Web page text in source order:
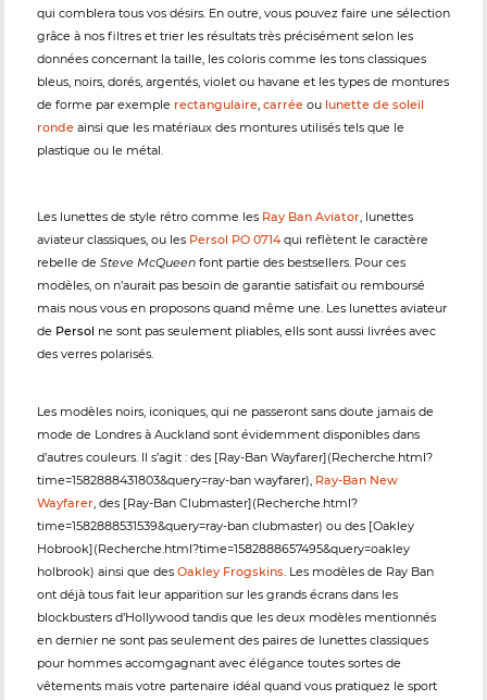
qui comblera tous vos désirs. En outre, vous pouvez faire une sélection
grâce à nos filtres et trier les résultats très précisément selon les
données concernant la taille, les coloris comme les tons classiques
bleus, noirs, dorés, argentés, violet ou havane et les types de montures
de forme par exemple rectangulaire, carrée ou lunette de soleil
ronde ainsi que les matériaux des montures utilisés tels que le
plastique ou le métal.
Les lunettes de style rétro comme les Ray Ban Aviator, lunettes
aviateur classiques, ou les Persol PO 0714qui reflètent le caractère
rebelle de Steve McQueen font partie des bestsellers. Pour ces
modèles, on n’aurait pas besoin de garantie satisfait ou remboursé
mais nous vous en proposons quand même une. Les lunettes aviateur
de Persol ne sont pas seulement pliables, ells sont aussi livrées avec
des verres polarisés.
Les modèles noirs, iconiques, qui ne passeront sans doute jamais de
mode de Londres à Auckland sont évidemment disponibles dans
d’autres couleurs. Il s’agit : des [Ray-Ban Wayfarer](Recherche.html?
time=1582888431803&query=ray-ban wayfarer), Ray-Ban New
Wayfarer, des [Ray-Ban Clubmaster](Recherche.html?
time=1582888531539&query=ray-ban clubmaster) ou des [Oakley
Hobrook](Recherche.html?time=1582888657495&query=oakley
holbrook) ainsi que des Oakley Frogskins. Les modèles de Ray Ban
ont déjà tous fait leur apparition sur les grands écrans dans les
blockbusters d’Hollywood tandis que les deux modèles mentionnés
en dernier ne sont pas seulement des paires de lunettes classiques
pour hommes accomgagnant avec élégance toutes sortes de
vêtements mais votre partenaire idéal quand vous pratiquez le sport